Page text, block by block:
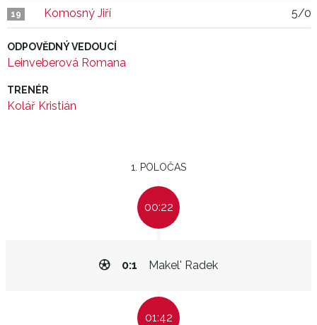
19 Komosný Jiří 5/0
ODPOVĚDNÝ VEDOUCÍ
Leinveberová Romana
TRENÉR
Kolář Kristián
1. POLOČAS
00:22
Makel' Radek
0:1
01:42